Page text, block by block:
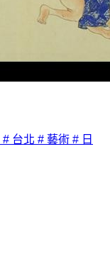
# 台北 # 藝術 # 日